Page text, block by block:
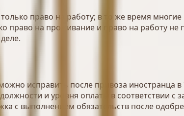
право на работу; в то же время
право на проживание и право на работу
исправить после привоза иностранца в
и уровня оплаты в соответствии с
с выполнением обязательств после